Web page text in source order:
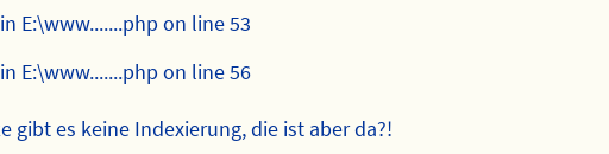
E:\www.......php on line 53
E:\www.......php on line 56
gibt es keine Indexierung, die ist aber da?!